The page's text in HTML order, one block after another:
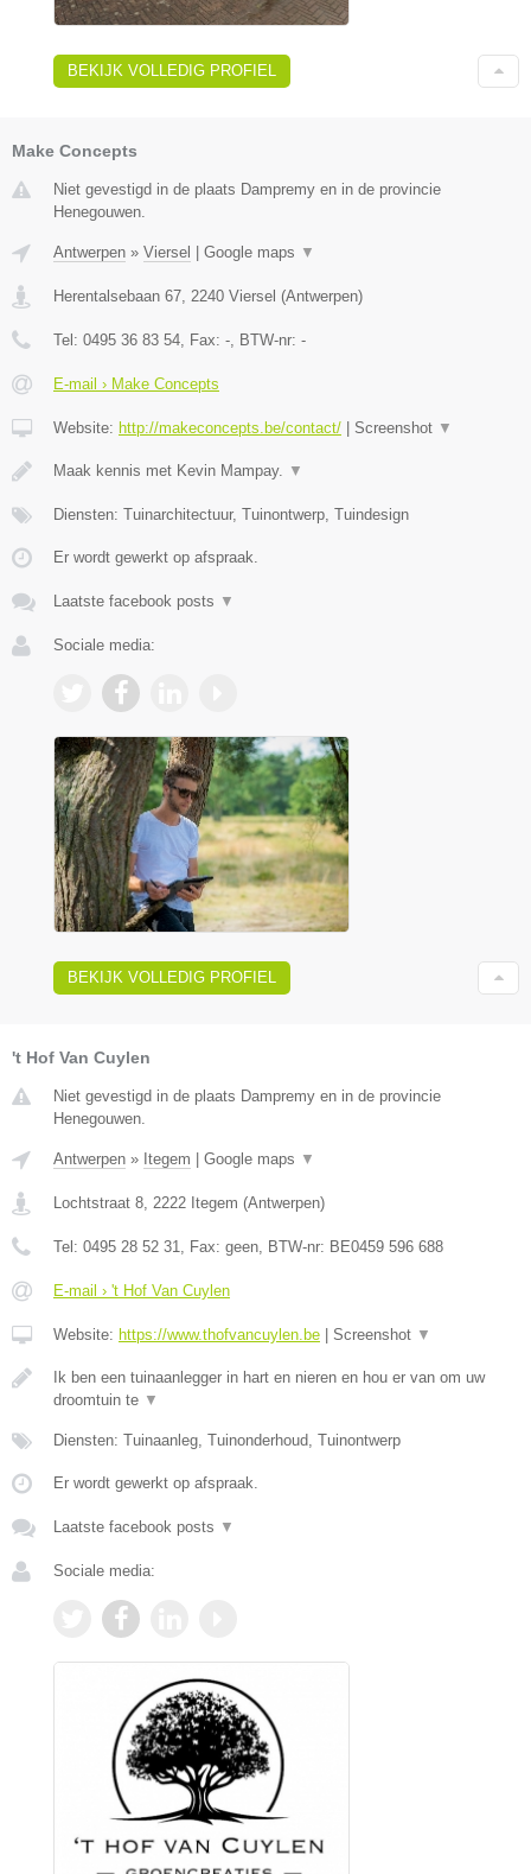
BEKIJK VOLLEDIG PROFIEL
Make Concepts
Niet gevestigd in de plaats Dampremy en in de provincie
Henegouwen.
Antwerpen » Viersel | Google maps ▼
Herentalsebaan 67 2240 Viersel (Antwerpen)
Tel: 0495 36 83 54 , Fax: - , BTW-nr: -
E-mail › Make Concepts
Website: http://makeconcepts.be/contact/ | Screenshot ▼
Maak kennis met Kevin Mampay. ▼
Diensten: Tuinarchitectuur, Tuinontwerp, Tuindesign
Er wordt gewerkt op afspraak.
Laatste facebook posts ▼
Sociale media:
BEKIJK VOLLEDIG PROFIEL
't Hof Van Cuylen
Niet gevestigd in de plaats Dampremy en in de provincie
Henegouwen.
Antwerpen » Itegem Google maps ▼
Lochtstraat 8, 2222 Itegem (Antwerpen)
Tel: 0495 28 52 31, Fax: geen, BTW-nr: BE0459 596 688
E-mail › 't Hof Van Cuylen
Website: https://www.thofvancuylen.be Screenshot ▼
Ik ben een tuinaanlegger in hart en nieren en hou er van om uw
droomtuin te ▼
Diensten: Tuinaanleg, Tuinonderhoud, Tuinontwerp
Er wordt gewerkt op afspraak.
Laatste facebook posts ▼
Sociale media: